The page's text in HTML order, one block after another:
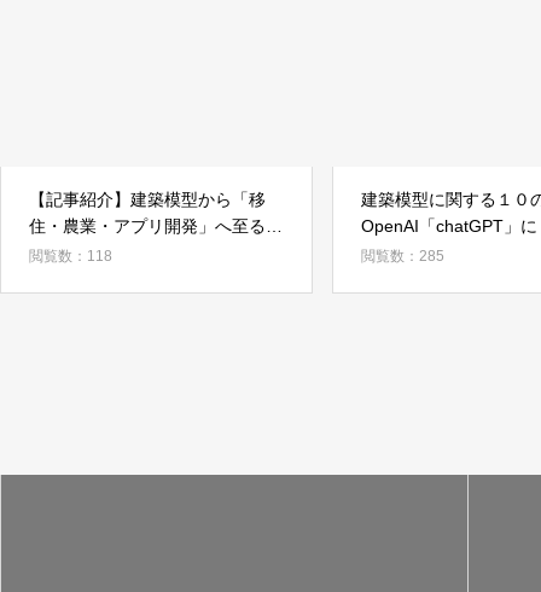
【記事紹介】建築模型から「移
住・農業・アプリ開発」へ至る記
事を他の媒体で掲載して頂きまし
閲覧数：118
建築模型に関する１０
OpenAI「chatGPT」
ら？
閲覧数：285